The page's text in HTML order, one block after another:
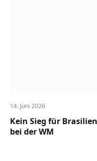
14. Juni 2026
Kein Sieg für
bei der WM